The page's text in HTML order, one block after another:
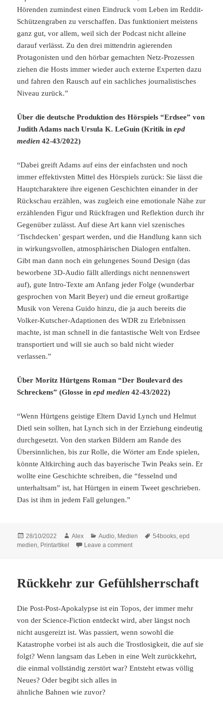
Hörenden zumindest einen Eindruck vom Leben im Reddit-
Schützengraben zu verschaffen. Das funktioniert meistens
ganz gut, vor allem, weil sich der Podcast nicht alleine
darauf verlässt. Zu den drei mittendrin agierenden
Protagonisten und den hörbar gemachten Netz-Prozessen
ziehen die Hosts immer wieder auch externe Experten dazu
und fahren den Rausch auf ein sachliches journalistisches
Niveau zurück.”
Über die deutsche Produktion des Hörspiels “Erdsee” von
Judith Adams nach Ursula K. LeGuin (Kritik inepd
medien 42-43/2022)
“Dabei greift Adams auf eins der einfachsten und noch
immer effektivsten Mittel des Hörspiels zurück: Sie lässt die
Hauptcharaktere ihre eigenen Geschichten einander in der
Rückschau erzählen, was zugleich eine emotionale Nähe zur
erzählenden Figur und Rückfragen und Reflektion durch ihr
Gegenüber zulässt. Auf diese Art kann viel szenisches
‘Tischdecken’ gespart werden, und die Handlung kann sich
in wirkungsvollen, atmosphärischen Dialogen entfalten.
Gibt man dann noch ein gelungenes Sound Design (das
beworbene 3D-Audio fällt allerdings nicht nennenswert
auf), gute Intro-Texte am Anfang jeder Folge (wunderbar
gesprochen von Marit Beyer) und die erneut großartige
Musik von Verena Guido hinzu, die ja auch bereits die
Volker-Kutscher-Adaptionen des WDR zu Erlebnissen
machte, ist man schnell in die fantastische Welt von Erdsee
transportiert und will sie auch so bald nicht wieder
verlassen.”
Über Moritz Hürtgens Roman “Der Boulevard des
Schreckens” (Glosse inepd medien 42-43/2022)
“Wenn Hürtgens geistige Eltern David Lynch und Helmut
Dietl sein sollten, hat Lynch sich in der Erziehung eindeutig
durchgesetzt. Von den starken Bildern am Rande des
Übersinnlichen, bis zur Rolle, die Wörter am Ende spielen,
könnte Altkirching auch das bayerische Twin Peaks sein. Er
wollte eine Geschichte schreiben, die “fesselnd und
unterhaltsam” ist, hat Hürtgen in einem Tweet geschrieben.
Das ist ihm in jedem Fall gelungen.”
Posted
on
28/10/2022 Author
Alex Categories
Audio, Medien Tags
54books,epd
medien, Printartikel Leave a commenton Werkschau (II)
Rückkehr zur Gefühlsherrschaft
Die Post-Post-Apokalypse ist ein Topos, der immer mehr
von der Science-Fiction entdeckt wird, aber längst noch
nicht ausgereizt ist. Was passiert, wenn sowohl die
Katastrophe vorbei ist als auch die Trostlosigkeit, die auf sie
folgt? Wenn langsam das Leben in eine Welt zurückkehrt,
die einmal vollständig zerstört war? Entsteht etwas völlig
Neues? Oder begibt sich alles in
ähnliche Bahnen wie zuvor?